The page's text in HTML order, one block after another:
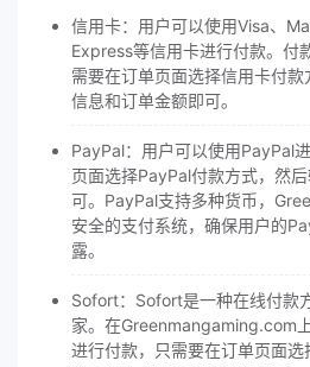
信用卡：用户可以使用Visa、
Express等信用卡进行付款。付
需要在订单页面选择信用卡付
信息和订单金额即可。
PayPal：用户可以使用PayPal
页面选择PayPal付款方式，然
可。PayPal支持多种货币，
安全的支付系统，确保用户的
露。
Sofort：Sofort是一种在线付款
家。在Greenmangaming.com
进行付款，只需要在订单页面